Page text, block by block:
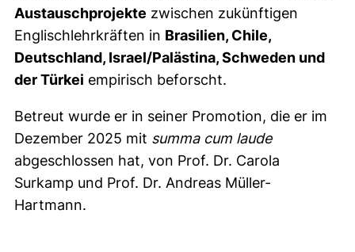
Austauschprojekte zwischen zukünftigen
Englischlehrkräften in Brasilien, Chile,
Deutschland, Israel/Palästina, Schweden und
der Türkei empirisch beforscht.
Betreut wurde er in seiner Promotion, die er im
Dezember 2025 mit summa cum laude
abgeschlossen hat, von Prof. Dr. Carola
Surkamp und Prof. Dr. Andreas Müller-
Hartmann.